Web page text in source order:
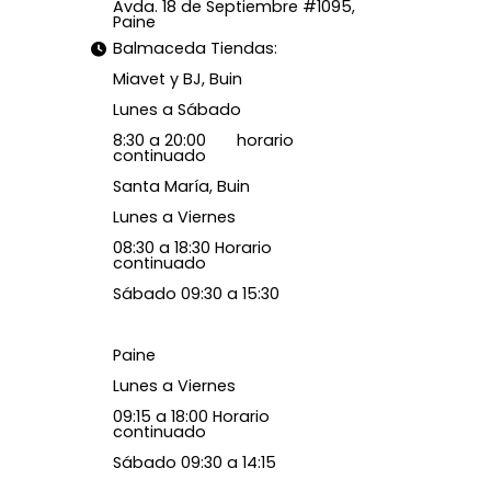
Avda. 18 de Septiembre #1095,
Paine
Balmaceda Tiendas:
Miavet y BJ, Buin
Lunes a Sábado
8:30 a 20:00 horario
continuado
Santa María, Buin
Lunes a Viernes
08:30 a 18:30 Horario
continuado
Sábado 09:30 a 15:30
Paine
Lunes a Viernes
09:15 a 18:00 Horario
continuado
Sábado 09:30 a 14:15